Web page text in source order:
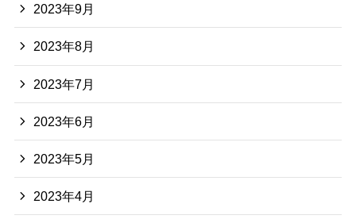
2023年9月
2023年8月
2023年7月
2023年6月
2023年5月
2023年4月